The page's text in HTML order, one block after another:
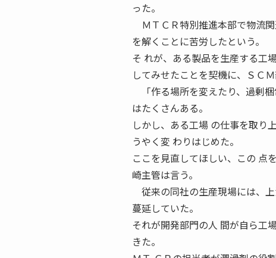
った。
ＭＴＣＲ特別推進本部で物流
を解くことに苦労したという。
そ れが、ある製品を生産する工
してみせたことを契機に、ＳＣ
「作る場所を変えたり、過剰
はたくさんある。
しかし、ある工場 の仕事を取り
うやく変 わりはじめた。
ここを見直してほしい、この 点
崎主管は言う。
従来の同社の生産現場には、
蔓延していた。
それが開発部門の人 間が自ら工
きた。